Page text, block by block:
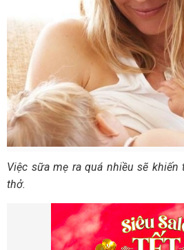
Việc sữa mẹ ra quá nhiều sẽ
thở.